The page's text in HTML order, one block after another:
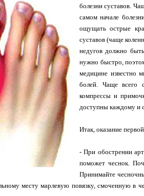
болезни суставов.
самом начале
ощущать острые
суставов (чаще
недугов должно
нужно быстро,
медицине известно
болей. Чаще всего
компрессы и
доступны каждому и
Итак, оказание
- При обострении
поможет чеснок.
Принимайте
месту марлевую повязку, смоченную в